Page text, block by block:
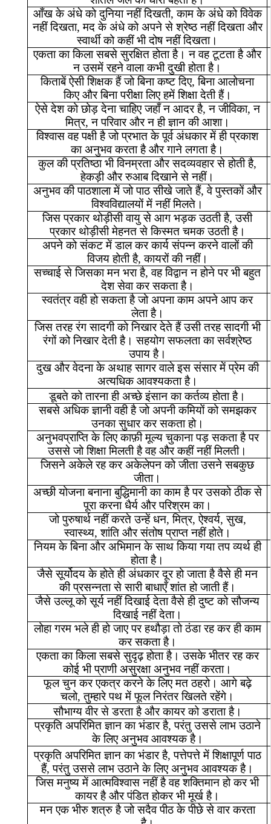
आँख के अंधे को दुनिया नहीं दिखती,काम के अंधे को विवेक
नहीं दिखता,मद के अंधे को अपने से श्रेष्ठ नहीं दिखता और
स्वार्थी को कहीं भी दोष नहीं दिखता।
एकता का किला सबसे सुरक्षित होता है। न वह टूटता है और
न उसमें रहने वाला कभी दुखी होता है।
किताबें ऐसी शिक्षक हैं जो बिना कष्ट दिए,बिना आलोचना
किए और बिना परीक्षा लिए हमें शिक्षा देती हैं।
ऐसे देश को छोड़ देना चाहिए जहाँ न आदर है,न जीविका,न
मित्र,न परिवार और न ही ज्ञान की आशा।
विश्वास वह पक्षी है जो प्रभात के पूर्व अंधकार में ही प्रकाश
का अनुभव करता है और गाने लगता है।
कुल की प्रतिष्ठा भी विनम्रता और सदव्यवहार से होती है,
हेकड़ी और रुआब दिखाने से नहीं।
अनुभव की पाठशाला में जो पाठ सीखे जाते हैं,वे पुस्तकों और
विश्वविद्यालयों में नहीं मिलते।
जिस प्रकार थोड़ीसी वायु से आग भड़क उठती है,उसी
प्रकार थोड़ीसी मेहनत से किस्मत चमक उठती है।
अपने को संकट में डाल कर कार्य संपन्न करने वालों की
विजय होती है,कायरों की नहीं।
सच्चाई से जिसका मन भरा है,वह विद्वान न होने पर भी बहुत
देश सेवा कर सकता है।
स्वतंत्र वही हो सकता है जो अपना काम अपने आप कर
लेता है।
जिस तरह रंग सादगी को निखार देते हैं उसी तरह सादगी भी
रंगों को निखार देती है। सहयोग सफलता का सर्वश्रेष्ठ
उपाय है।
दुख और वेदना के अथाह सागर वाले इस संसार में प्रेम की
अत्यधिक आवश्यकता है।
डूबते को तारना ही अच्छे इंसान का कर्तव्य होता है।
सबसे अधिक ज्ञानी वही है जो अपनी कमियों को समझकर
उनका सुधार कर सकता हो।
अनुभवप्राप्ति के लिए काफ़ी मूल्य चुकाना पड़ सकता है पर
उससे जो शिक्षा मिलती है वह और कहीं नहीं मिलती।
जिसने अकेले रह कर अकेलेपन को जीता उसने सबकुछ
जीता।
अच्छी योजना बनाना बुद्धिमानी का काम है पर उसको ठीक से
पूरा करना धैर्य और परिश्रम का।
जो पुरुषार्थ नहीं करते उन्हें धन,मित्र,ऐश्वर्य,सुख,
स्वास्थ्य,शांति और संतोष प्राप्त नहीं होते।
नियम के बिना और अभिमान के साथ किया गया तप व्यर्थ ही
होता है।
जैसे सूर्योदय के होते ही अंधकार दूर हो जाता है वैसे ही मन
की प्रसन्नता से सारी बाधाएँ शांत हो जाती हैं।
जैसे उल्लू को सूर्य नहीं दिखाई देता वैसे ही दुष्ट को सौजन्य
दिखाई नहीं देता।
लोहा गरम भले ही हो जाए पर हथौड़ा तो ठंडा रह कर ही काम
कर सकता है।
एकता का किला सबसे सुदृढ़ होता है। उसके भीतर रह कर
कोई भी प्राणी असुरक्षा अनुभव नहीं करता।
फूल चुन कर एकत्र करने के लिए मत ठहरो। आगे बढ़े
चलो,तुम्हारे पथ में फूल निरंतर खिलते रहेंगे।
सौभाग्य वीर से डरता है और कायर को डराता है।
प्रकृति अपरिमित ज्ञान का भंडार है,परंतु उससे लाभ उठाने
के लिए अनुभव आवश्यक है।
प्रकृति अपरिमित ज्ञान का भंडार है,पत्तेपत्ते में शिक्षापूर्ण पाठ
हैं,परंतु उससे लाभ उठाने के लिए अनुभव आवश्यक है।
जिस मनुष्य में आत्मविश्वास नहीं है वह शक्तिमान हो कर भी
कायर है और पंडित होकर भी मूर्ख है।
मन एक भीरु शत्रु है जो सदैव पीठ के पीछे से वार करता